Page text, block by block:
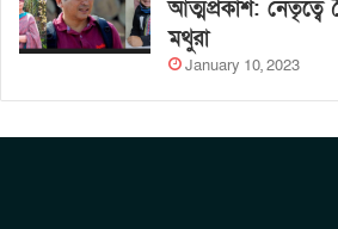
আত্মপ্রকাশ: নেতৃত্বে
মথুরা
January 10, 2023